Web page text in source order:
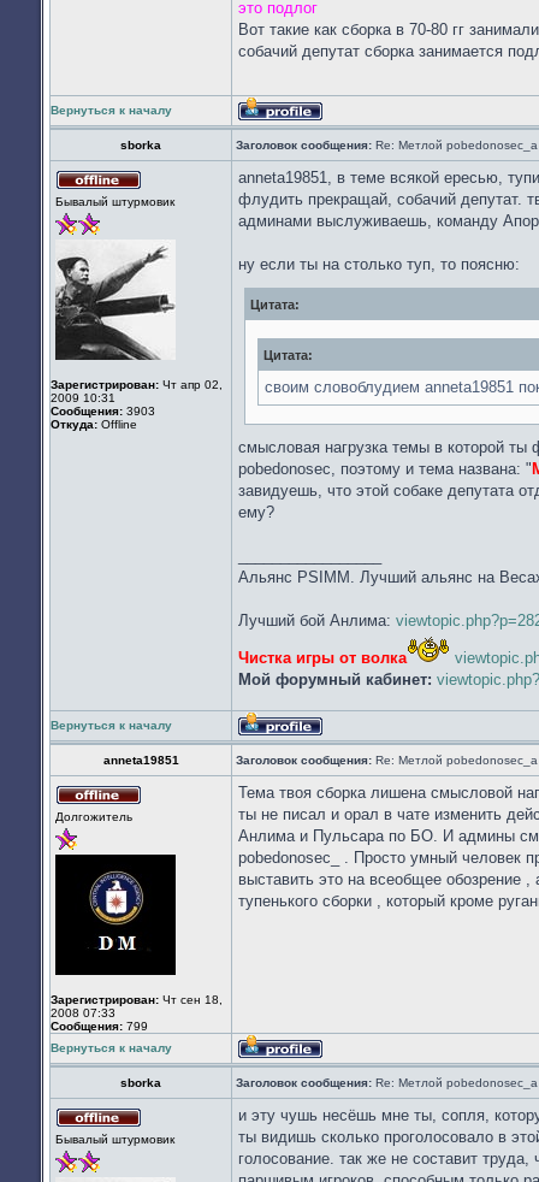
это подлог
Вот такие как сборка в 70-80 гг
собачий депутат сборка занимается
Вернуться к началу
Профиль
sborka
Заголовок сообщения: Re: Метлой pobedonosec_а
в
Бывалый штурмовик
Зарегистрирован: Чт апр 02,
2009 10:31
Сообщения: 3903
Откуда: Offline
anneta19851, в теме всякой ересью,
флудить прекращай, собачий депутат.
админами выслуживаешь, команду
ну если ты на столько туп, то поясню:
Цитата:
Цитата:
своим словоблудием anneta19851
смысловая нагрузка темы в которой ты
pobedonosec, поэтому и тема названа: "
завидуешь, что этой собаке депутата
ему?
Альянс PSIMM. Лучший альянс на
Лучший бой Анлима:
Чистка игры от волка
Мой форумный кабинет:
Вернуться к началу
Профиль
anneta19851
Заголовок сообщения: Re: Метлой pobedonosec_а
Долгожитель
Зарегистрирован: Чт сен 18,
2008 07:33
Сообщения: 799
Тема твоя сборка лишена смысловой
ты не писал и орал в чате изменить
Анлима и Пульсара по БО. И админы
pobedonosec_ . Просто умный человек
выставить это на всеобщее обозрение ,
тупенького сборки , который кроме
Вернуться к началу
Профиль
sborka
Заголовок сообщения: Re: Метлой pobedonosec_а
в
Бывалый штурмовик
и эту чушь несёшь мне ты, сопля,
ты видишь сколько проголосовало в
голосование. так же не составит